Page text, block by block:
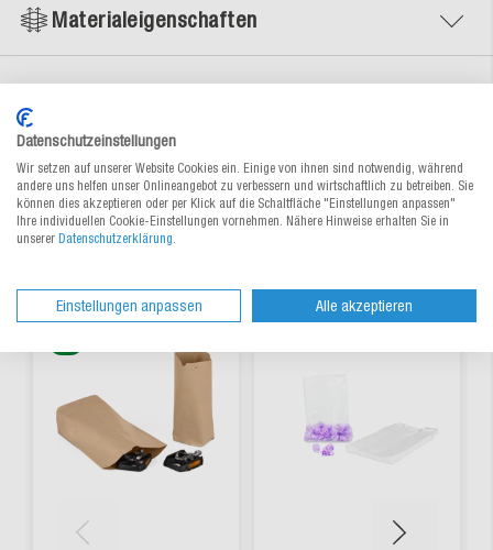
Materialeigenschaften
Alternative Produkte
Datenschutzeinstellungen
Wir setzen auf unserer Website Cookies ein. Einige von ihnen sind notwendig, während
andere uns helfen unser Onlineangebot zu verbessern und wirtschaftlich zu betreiben. Sie
können dies akzeptieren oder per Klick auf die Schaltfläche "Einstellungen anpassen"
Ihre individuellen Cookie-Einstellungen vornehmen. Nähere Hinweise erhalten Sie in
unserer Datenschutzerklärung
Einstellungen anpassen Alle akzeptieren